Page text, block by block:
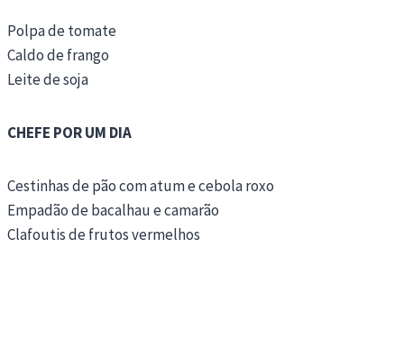
Polpa de tomate
Caldo de frango
Leite de soja
CHEFE POR UM DIA
Cestinhas de pão com atum e cebola roxo
Empadão de bacalhau e camarão
Clafoutis de frutos vermelhos